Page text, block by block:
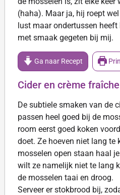
(haha). Maar ja, hij roept
lust maar ondertussen
met smaak gegeten bij mij.
Ga naar Recept
Cider en crème fraîche
De subtiele smaken van de
passen heel goed bij de
room eerst goed koken
doet. Ze hoeven niet lang te
mosselen open staan haal
wilt ze namelijk niet te lang
de mosselen taai en droog.
Serveer er stokbrood bij,